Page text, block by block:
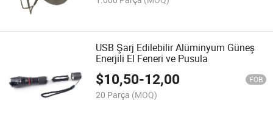
USB Şarj Edilebilir Alüminyum Güneş
Enerjili El Feneri ve Pusula
$10,50-12,00 FOB
20 Parça (MOQ)